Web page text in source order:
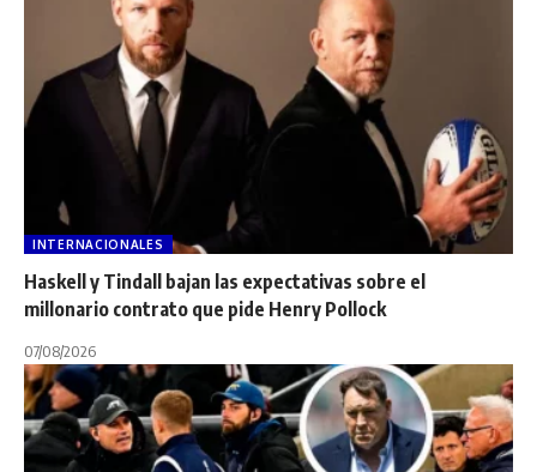
INTERNACIONALES
Haskell y Tindall bajan las expectativas sobre el
millonario contrato que pide Henry Pollock
07/08/2026